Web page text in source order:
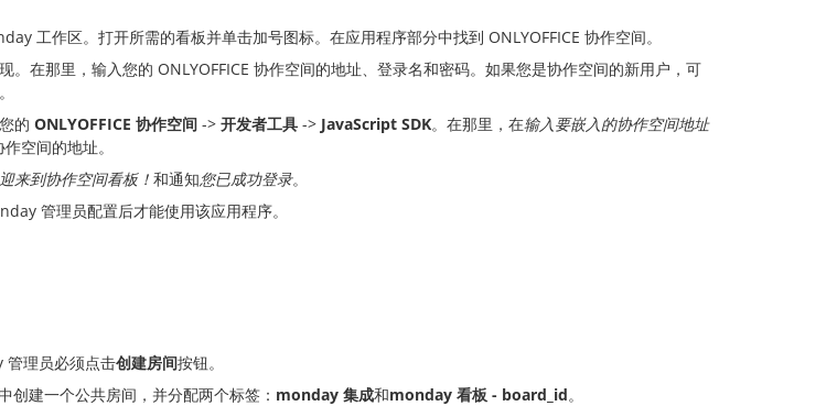
工作区。打开所需的看板并单击加号图标。在应用程序部分中找到 ONLYOFFICE 协作空间。
。在那里，输入您的 ONLYOFFICE 协作空间的地址、登录名和密码。如果您是协作空间的新用户，可
的 ONLYOFFICE 协作空间 -> 开发者工具 -> JavaScript SDK。在那里，在输入要嵌入的协作空间地址
空间的地址。
来到协作空间看板！ 和通知您已成功登录。
管理员配置后才能使用该应用程序。
管理员必须点击创建房间按钮。
创建一个公共房间，并分配两个标签： monday 集成和monday 看板 - board_id。